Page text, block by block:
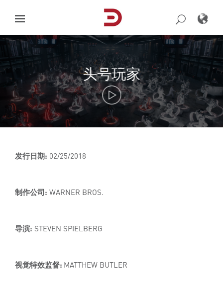
content
头号玩家
发行日期: 02/25/2018
制作公司: WARNER BROS.
导演: STEVEN SPIELBERG
视觉特效监督: MATTHEW BUTLER